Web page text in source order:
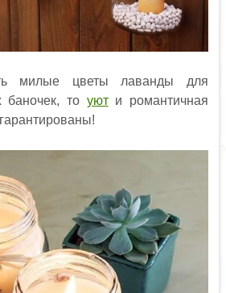
милые цветы лаванды для
баночек, то уюти романтичная